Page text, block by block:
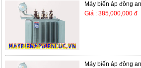
Máy biến áp đông
Giá : 385,000,000 đ
Máy biến áp đông